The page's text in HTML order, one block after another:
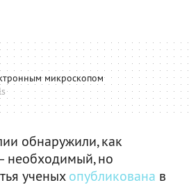
микроскопом
обнаружили, как
необходимый, но
ученых опубликована в